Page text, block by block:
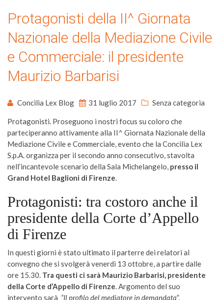
Protagonisti della II^ Giornata
Nazionale della Mediazione Civile
e Commerciale: il presidente
Maurizio Barbarisi
Concilia Lex Blog 31 luglio 2017 Senza categoria
Protagonisti. Proseguono i nostri focus su coloro che
parteciperanno attivamente alla II^ Giornata Nazionale della
Mediazione Civile e Commerciale, evento che la Concilia Lex
S.p.A. organizza per il secondo anno consecutivo, stavolta
nell’incantevole scenario della Sala Michelangelo, presso il
Grand Hotel Baglioni di Firenze.
Protagonisti: tra costoro anche il
presidente della Corte d’Appello
di Firenze
In questi giorni è stato ultimato il parterre dei relatori al
convegno che si svolgerà venerdì 13 ottobre, a partire dalle
ore 15.30. Tra questi ci sarà Maurizio Barbarisi, presidente
della Corte d’Appello di Firenze. Argomento del suo
intervento sarà “Il profilo del mediatore in demandata”,